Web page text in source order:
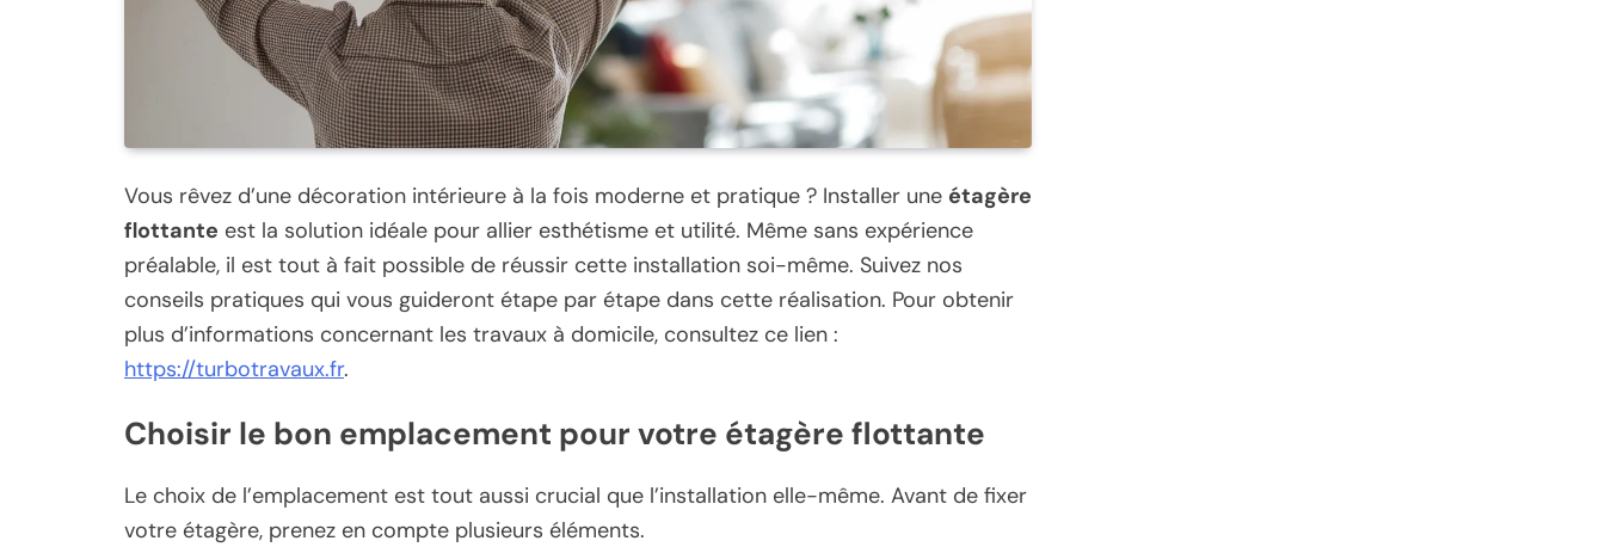
Vous rêvez d’une décoration intérieure à la fois moderne et pratique ? Installer une étagère
flottante est la solution idéale pour allier esthétisme et utilité. Même sans expérience
préalable, il est tout à fait possible de réussir cette installation soi-même. Suivez nos
conseils pratiques qui vous guideront étape par étape dans cette réalisation. Pour obtenir
plus d’informations concernant les travaux à domicile, consultez ce lien :
https://turbotravaux.fr.
Choisir le bon emplacement pour votre étagère flottante
Le choix de l’emplacement est tout aussi crucial que l’installation elle-même. Avant de fixer
votre étagère, prenez en compte plusieurs éléments.